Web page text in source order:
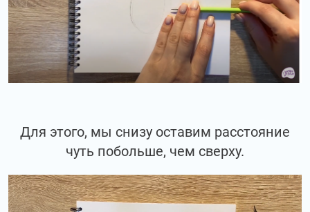
Для этого, мы снизу оставим расстояние
чуть побольше, чем сверху.